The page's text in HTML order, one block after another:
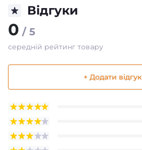
Відгуки
0 / 5
середній рейтинг товару
+ Додати відгук